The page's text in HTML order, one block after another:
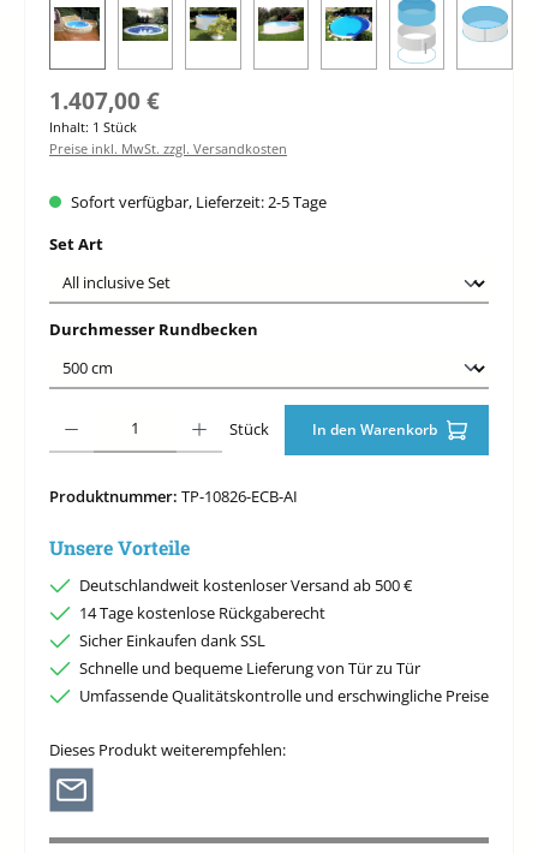
Regulärer Preis:
1.407,00 €
Inhalt: 1 Stück
Preise inkl. MwSt. zzgl. Versandkosten
Sofort verfügbar, Lieferzeit: 2-5 Tage
Set Artauswählen
Durchmesser Rundbecken
Stück In den Warenkorb
Produktnummer: TP-10826-ECB-AI
Unsere Vorteile
Deutschlandweit kostenloser Versand ab 500 €
14 Tage kostenlose Rückgaberecht
Sicher Einkaufen dank SSL
Schnelle und bequeme Lieferung von Tür zu Tür
Umfassende Qualitätskontrolle und erschwingliche Preise
Dieses Produkt weiterempfehlen: